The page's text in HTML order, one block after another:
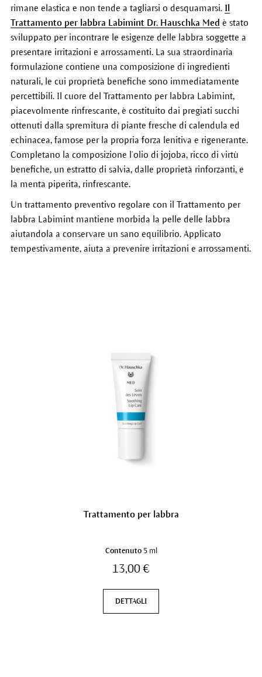
rimane elastica e non tende a tagliarsi o desquamarsi. Il
Trattamento per labbra Labimint Dr. Hauschka Med è stato
sviluppato per incontrare le esigenze delle labbra soggette a
presentare irritazioni e arrossamenti. La sua straordinaria
formulazione contiene una composizione di ingredienti
naturali, le cui proprietà benefiche sono immediatamente
percettibili. Il cuore del Trattamento per labbra Labimint,
piacevolmente rinfrescante, è costituito dai pregiati succhi
ottenuti dalla spremitura di piante fresche di calendula ed
echinacea, famose per la propria forza lenitiva e rigenerante.
Completano la composizione l’olio di jojoba, ricco di virtù
benefiche, un estratto di salvia, dalle proprietà rinforzanti, e
la menta piperita, rinfrescante.
Un trattamento preventivo regolare con il Trattamento per
labbra Labimint mantiene morbida la pelle delle labbra
aiutandola a conservare un sano equilibrio. Applicato
tempestivamente, aiuta a prevenire irritazioni e arrossamenti.
Trattamento per labbra
Contenuto 5 ml
13,00 €
DETTAGLI